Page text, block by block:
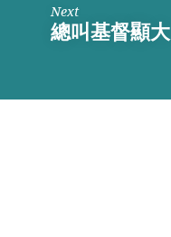
Next
總叫基督顯大